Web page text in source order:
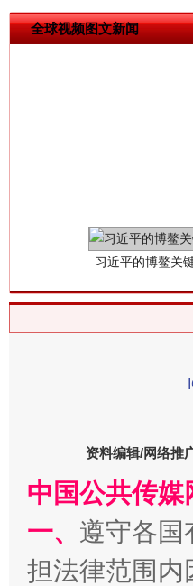
全球视频图文新闻
资料编辑/网络推
中国公共传
一、 遵守各国
担法律范围内